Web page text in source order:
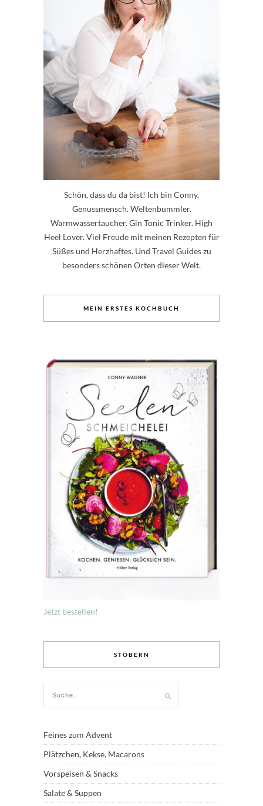
Schön, dass du da bist! Ich bin Conny.
Genussmensch. Weltenbummler.
Warmwassertaucher. Gin Tonic Trinker. High
Heel Lover. Viel Freude mit meinen Rezepten für
Süßes und Herzhaftes. Und Travel Guides zu
besonders schönen Orten dieser Welt.
MEIN ERSTES KOCHBUCH
Jetzt bestellen!
STÖBERN
Feines zum Advent
Plätzchen, Kekse, Macarons
Vorspeisen & Snacks
Salate & Suppen